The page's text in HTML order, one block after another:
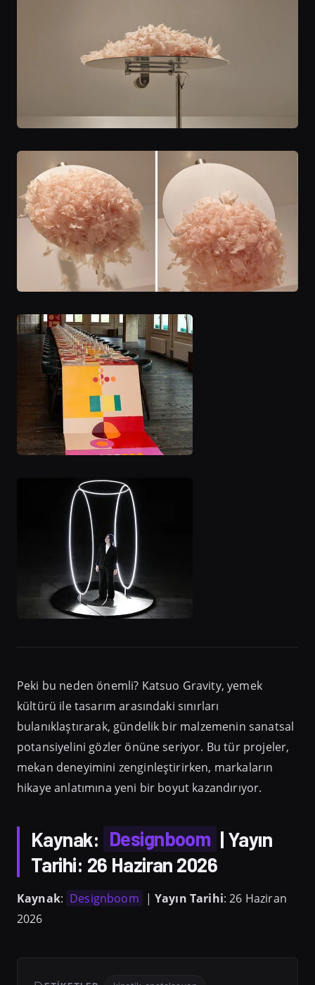
Peki bu neden önemli? Katsuo Gravity, yemek
kültürü ile tasarım arasındaki sınırları
bulanıklaştırarak, gündelik bir malzemenin sanatsal
potansiyelini gözler önüne seriyor. Bu tür projeler,
mekan deneyimini zenginleştirirken, markaların
hikaye anlatımına yeni bir boyut kazandırıyor.
Kaynak: Designboom | Yayın
Tarihi: 26 Haziran 2026
Kaynak: Designboom | Yayın Tarihi: 26 Haziran
2026